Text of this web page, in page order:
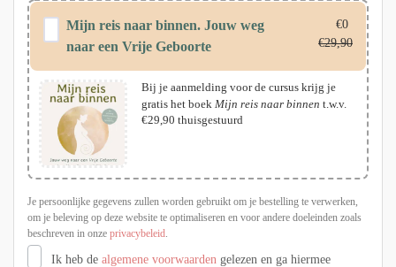
Mijn reis naar binnen. Jouw weg
naar een Vrije Geboorte
€0
€29,90
Bij je aanmelding voor de cursus krijg je
gratis het boek Mijn reis naar binnen t.w.v.
€29,90 thuisgestuurd
Je persoonlijke gegevens zullen worden gebruikt om je bestelling te verwerken,
om je beleving op deze website te optimaliseren en voor andere doeleinden zoals
beschreven in onze privacybeleid
Ik heb de algemene voorwaarden gelezen en ga hiermee